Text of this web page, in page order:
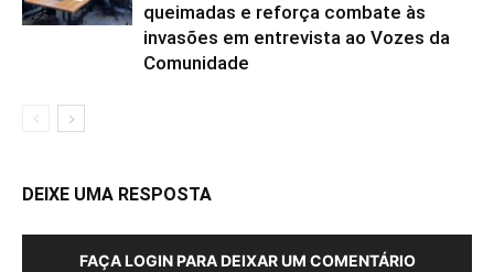
queimadas e reforça combate às
invasões em entrevista ao Vozes da
Comunidade
DEIXE UMA RESPOSTA
FAÇA LOGIN PARA DEIXAR UM COMENTÁRIO